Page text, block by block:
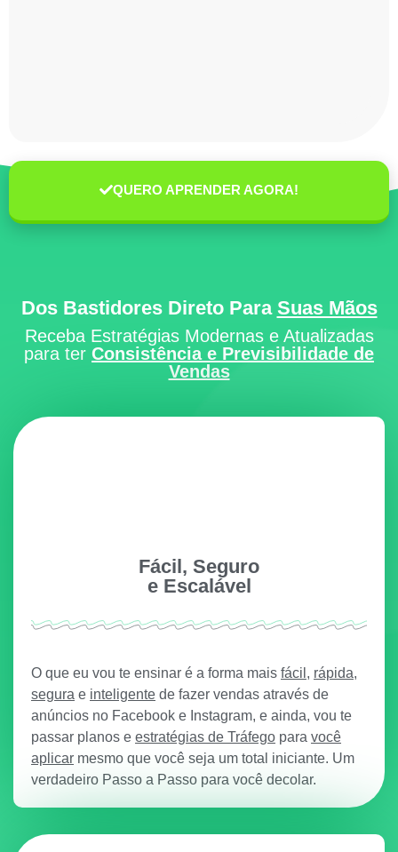
QUERO APRENDER AGORA!
Dos Bastidores Direto Para Suas Mãos
Receba Estratégias Modernas e Atualizadas
para ter Consistência e Previsibilidade de
Vendas
Fácil, Seguro
e Escalável
O que eu vou te ensinar é a forma mais fácil , rápida,
segura e inteligente de fazer vendas através de
anúncios no Facebook e Instagram, e ainda, vou te
passar planos e estratégias de Tráfego para você
aplicar mesmo que você seja um total iniciante. Um
verdadeiro Passo a Passo para você decolar.